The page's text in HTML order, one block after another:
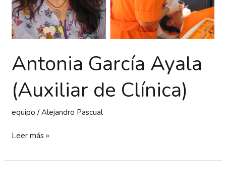
Antonia García Ayala
(Auxiliar de Clínica)
equipo /Alejandro Pascual
Leer más »